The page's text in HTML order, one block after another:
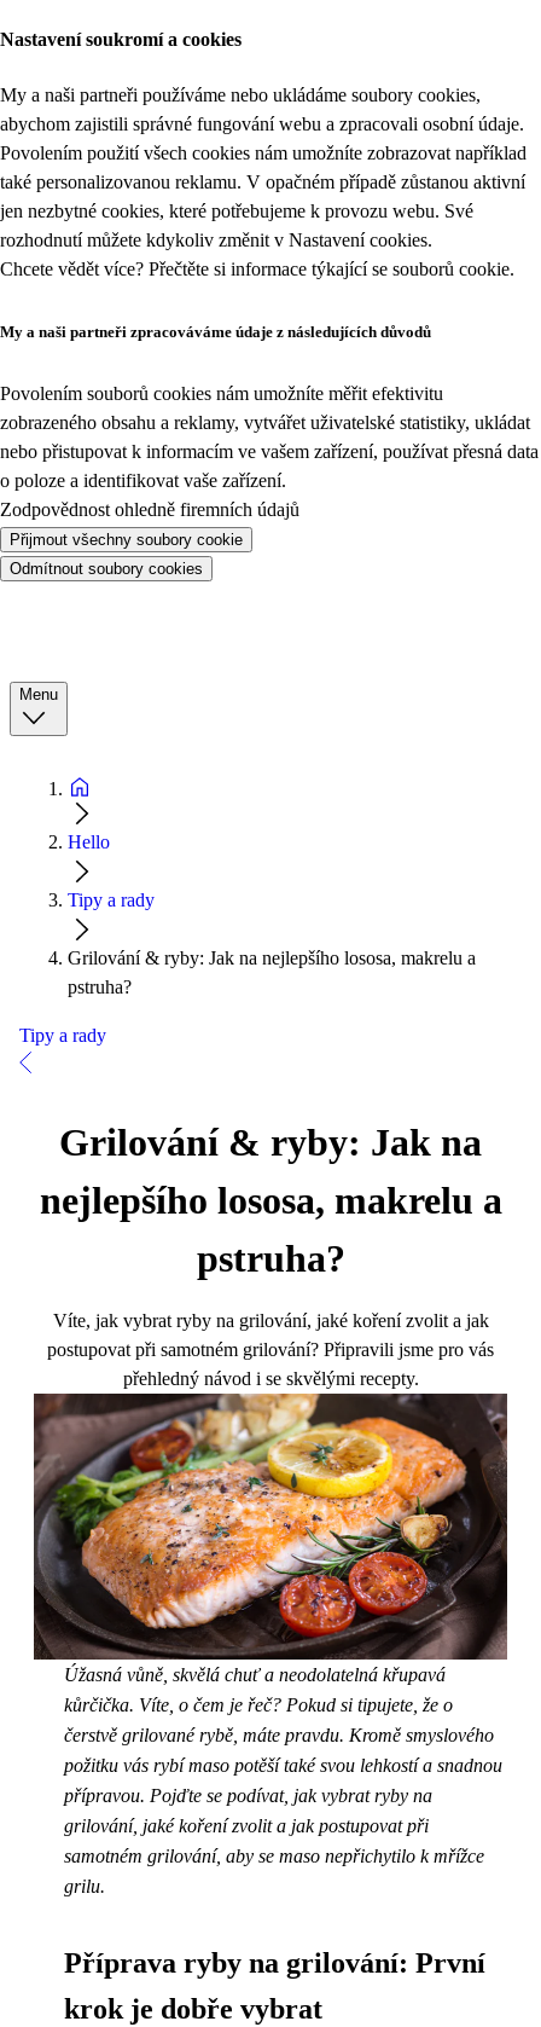
Nastavení soukromí a cookies
My a naši partneři používáme nebo ukládáme soubory cookies,
abychom zajistili správné fungování webu a zpracovali osobní údaje.
Povolením použití všech cookies nám umožníte zobrazovat například
také personalizovanou reklamu. V opačném případě zůstanou aktivní
jen nezbytné cookies, které potřebujeme k provozu webu. Své
rozhodnutí můžete kdykoliv změnit v Nastavení cookies.
Chcete vědět více? Přečtěte si informace týkající se souborů cookie.
My a naši partneři zpracováváme údaje z následujících důvodů
Povolením souborů cookies nám umožníte měřit efektivitu
zobrazeného obsahu a reklamy, vytvářet uživatelské statistiky, ukládat
nebo přistupovat k informacím ve vašem zařízení, používat přesná data
o poloze a identifikovat vaše zařízení.
Zodpovědnost ohledně firemních údajů
Přijmout všechny soubory cookie
Odmítnout soubory cookies
Menu
Hello
Tipy a rady
Grilování & ryby: Jak na nejlepšího lososa, makrelu a
pstruha?
Tipy a rady
Grilování & ryby: Jak na
nejlepšího lososa, makrelu a
pstruha?
Víte, jak vybrat ryby na grilování, jaké koření zvolit a jak
postupovat při samotném grilování? Připravili jsme pro vás
přehledný návod i se skvělými recepty.
Úžasná vůně, skvělá chuť a neodolatelná křupavá
kůrčička. Víte, o čem je řeč? Pokud si tipujete, že o
čerstvě grilované rybě, máte pravdu. Kromě smyslového
požitku vás rybí maso potěší také svou lehkostí a snadnou
přípravou. Pojďte se podívat, jak vybrat ryby na
grilování, jaké koření zvolit a jak postupovat při
samotném grilování, aby se maso nepřichytilo k mřížce
grilu.
Příprava ryby na grilování: První
krok je dobře vybrat